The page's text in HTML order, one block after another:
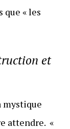
que « les
et
mystique
attendre. «